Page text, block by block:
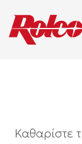
Καθαρίστε